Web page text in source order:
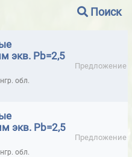
ELAPROOF
CHEMICALS
MAKROFIX МОРОЗОСТОЙКИЕ
Поиск
экв. Pb=2,5
Предложение
обл.
экв. Pb=2,5
Предложение
обл.